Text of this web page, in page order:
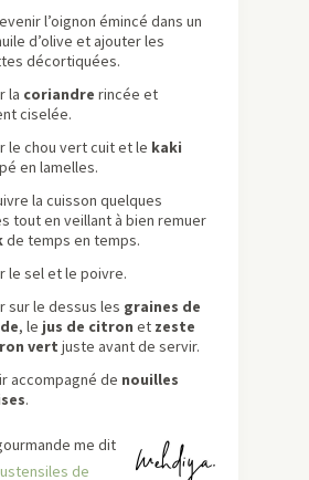
l’oignon émincé dans un
d’olive et ajouter les
décortiquées.
la coriandre rincée et
ciselée.
le chou vert cuit et le kaki
en lamelles.
la cuisson quelques
tout en veillant à bien remuer
de temps en temps.
le sel et le poivre.
sur le dessus les graines de
, le jus de citron et zeste
vert juste avant de servir.
accompagné de nouilles
.
me dit
de